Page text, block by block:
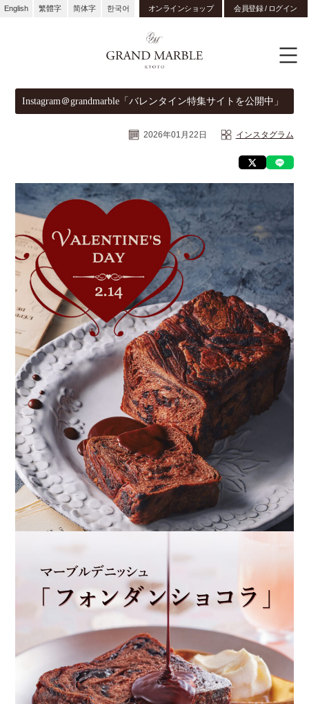
English 繁體字 简体字 한국어 オンラインショップ 会員登録 / ログイン
Instagram＠grandmarble「バレンタイン特集サイトを公開中」
2026年01月22日 インスタグラム